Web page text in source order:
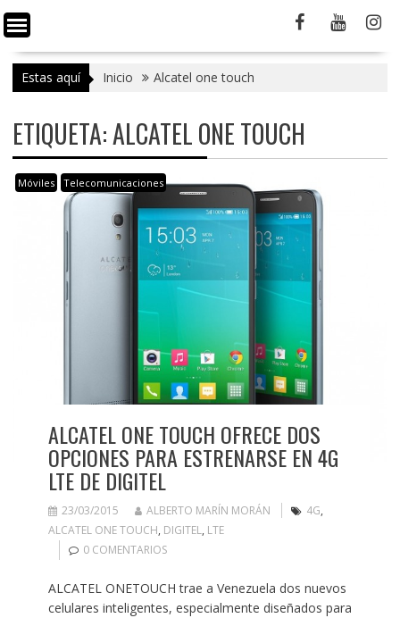
Estas aquí Inicio Alcatel one touch
ETIQUETA:ALCATEL ONE TOUCH
Móviles Telecomunicaciones
ALCATEL ONE TOUCH OFRECE DOS
OPCIONES PARA ESTRENARSE EN 4G
LTE DE DIGITEL
23/03/2015 ALBERTO MARÍN MORÁN 4G,
ALCATEL ONE TOUCH, DIGITEL, LTE
0 COMENTARIOS
ALCATEL ONETOUCH trae a Venezuela dos nuevos
celulares inteligentes, especialmente diseñados para